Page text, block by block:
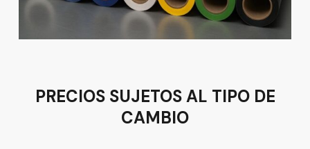
Guanajuato
Tel:(477) 776 8994
Términos y condiciones
PRECIOS SUJETOS AL TIPO DE
CAMBIO